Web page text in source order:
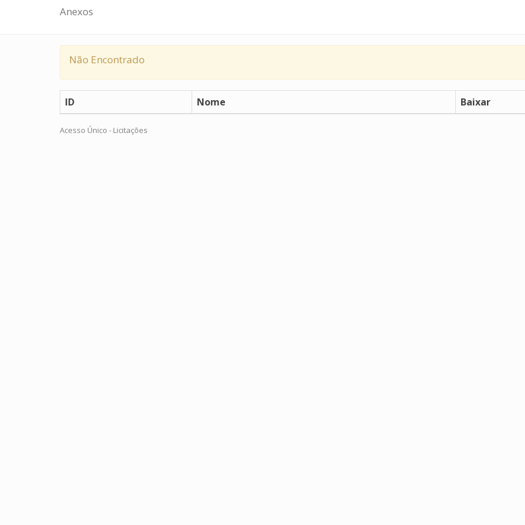
Anexos
Não Encontrado
ID Nome Baixar
Acesso Único - Licitações